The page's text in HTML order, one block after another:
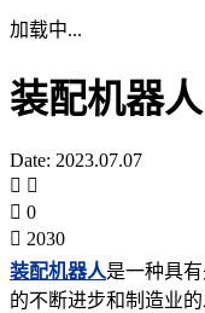
加载中...
装配机器人
Date: 2023.07.07
0
2030
装配机器人是一种具
的不断进步和制造业